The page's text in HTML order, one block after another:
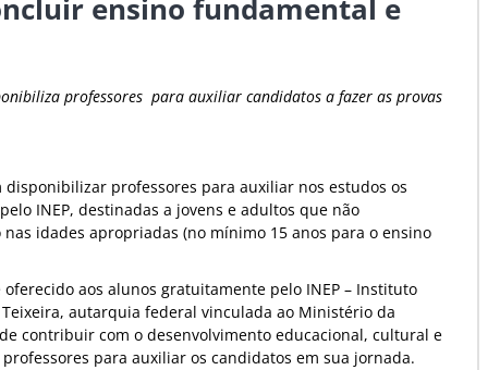
ensino fundamental e
professores para auxiliar candidatos a fazer as provas
disponibilizar professores para auxiliar nos estudos os
INEP, destinadas a jovens e adultos que não
idades apropriadas (no mínimo 15 anos para o ensino
aos alunos gratuitamente pelo INEP – Instituto
autarquia federal vinculada ao Ministério da
contribuir com o desenvolvimento educacional, cultural e
para auxiliar os candidatos em sua jornada.